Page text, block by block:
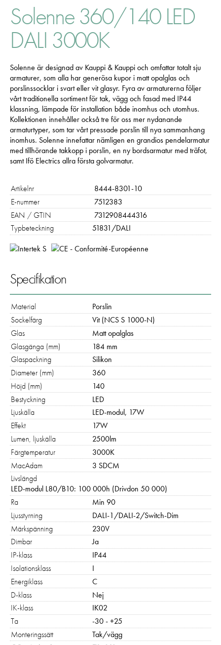
Solenne 360/140 LED
DALI 3000K
Solenne är designad av Kauppi & Kauppi och omfattar totalt sju
armaturer, som alla har generösa kupor i matt opalglas och
porslinssocklar i svart eller vit glasyr. Fyra av armaturerna följer
vårt traditionella sortiment för tak, vägg och fasad med IP44
klassning, lämpade för installation både inomhus och utomhus.
Kollektionen innehåller också tre för oss mer nydanande
armaturtyper, som tar vårt pressade porslin till nya sammanhang
inomhus. Solenne innefattar nämligen en grandios pendelarmatur
med tillhörande takkopp i porslin, en ny bordsarmatur med träfot,
samt Ifö Electrics allra första golvarmatur.
Artikelnr
8444-8301-10
E-nummer
7512383
EAN / GTIN
7312908444316
Typbeteckning
51831/DALI
Specifikation
Material
Porslin
Sockelfärg
Vit (NCS S 1000-N)
Glas
Matt opalglas
Glasgänga (mm)
184 mm
Glaspackning
Silikon
Diameter (mm)
360
Höjd (mm)
140
Bestyckning
LED
Ljuskälla
LED-modul, 17W
Effekt
17W
Lumen, ljuskälla
2500lm
Färgtemperatur
3000K
MacAdam
3 SDCM
Livslängd
LED-modul L80/B10: 100 000h (Drivdon 50 000)
Ra
Min 90
Ljusstyrning
DALI-1/DALI-2/Switch-Dim
Märkspänning
230V
Dimbar
Ja
IP-klass
IP44
Isolationsklass
I
Energiklass
C
D-klass
Nej
IK-klass
IK02
Ta
-30 - +25
Monteringssätt
Tak/vägg